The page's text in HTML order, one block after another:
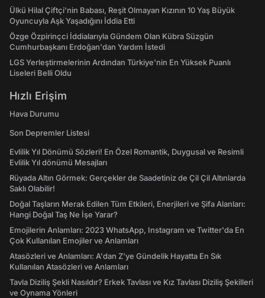
Ülkü Hilal Çiftçi'nin Babası, Reşit Olmayan Kızının 10 Yaş Büyük
Oyuncuyla Aşk Yaşadığını İddia Etti
Özge Özpirinçci İddialarıyla Gündem Olan Kübra Süzgün
Cumhurbaşkanı Erdoğan'dan Yardım İstedi
LGS Yerleştirmelerinin Ardından Türkiye'nin En Yüksek Puanlı
Liseleri Belli Oldu
Hızlı Erişim
Hava Durumu
Son Depremler Listesi
Evlilik Yıl Dönümü Sözleri! En Özel Romantik, Duygusal ve Resimli
Evlilik Yıl dönümü Mesajları
Rüyada Altın Görmek: Gerçekler de Saadetiniz de Çil Çil Altınlarda
Saklı Olabilir!
Doğal Taşların Merak Edilen Tüm Etkileri, Enerjileri ve Şifa Alanları:
Hangi Doğal Taş Ne İşe Yarar?
Emojilerin Anlamları: 2023 WhatsApp, Instagram ve Twitter'da En
Çok Kullanılan Emojiler ve Anlamları
Atasözleri ve Anlamları: A'dan Z'ye Gündelik Hayatta En Sık
Kullanılan Atasözleri ve Anlamları
Tavla Diziliş Şekli Nasıldır? Erkek Tavlası ve Kız Tavlası Diziliş Şekilleri
ve Oynama Yönleri